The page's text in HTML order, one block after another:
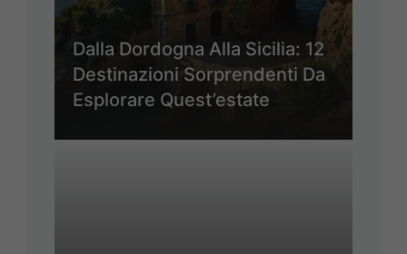
Dalla Dordogna Alla Sicilia: 12
Destinazioni Sorprendenti Da
Esplorare Quest’estate